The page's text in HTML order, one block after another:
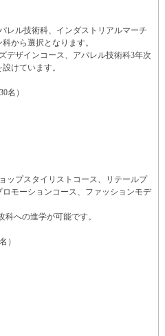
レル技術科、インダストリアルマーチ
から選択となります。
デザインコース、アパレル技術科3年次
けています。
名）
ップスタイリストコース、リテールプ
モーションコース、ファッションモデ
への進学が可能です。
）